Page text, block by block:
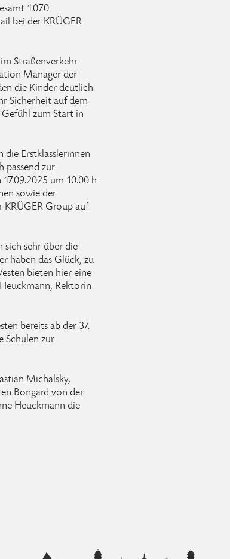
1.070
bei der KRÜGER
Straßenverkehr
Manager der
die Kinder deutlich
Sicherheit auf dem
zum Start in
die Erstklässlerinnen
passend zur
um 10.00 h
sowie der
Group auf
sich sehr über die
haben das Glück, zu
bieten hier eine
Rektorin
bereits ab der 37.
Schulen zur
Michalsky,
Bongard von der
Heuckmann die